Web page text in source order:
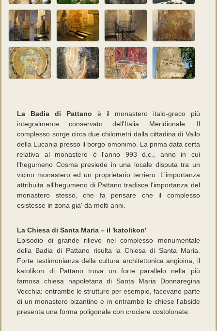
La Badia di Pattano è il monastero italo-greco più
integralmente conservato dell'Italia Meridionale. Il
complesso sorge circa due chilometri dalla cittadina di Vallo
della Lucania presso il borgo omonimo. La prima data certa
relativa al monastero è l'anno 993 d.c., anno in cui
l'hegumeno Cosma presiede in una locale disputa tra un
vicino monastero ed un proprietario terriero. L'importanza
attribuita all'hegumeno di Pattano tradisce l'importanza del
monastero stesso, che fa pensare che il complesso
esistesse in zona gia' da molti anni.
La Chiesa di Santa Maria – il 'katolikon'
Episodio di grande rilievo nel complesso monumentale
della Badia di Pattano risulta la Chiesa di Santa Maria.
Forte testimonianza della cultura architettonica angioina, il
katolikon di Pattano trova un forte parallelo nella più
famosa chiesa napoletana di Santa Maria Donnaregina
Vecchia: entrambe le strutture per esempio, facevano parte
di un monastero bizantino e in entrambe le chiese l'abside
presenta una forma poligonale con crociere costolonate.